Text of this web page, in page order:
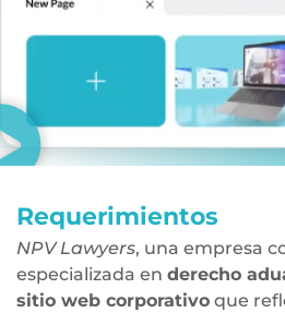
Requerimientos
NPV Lawyers, una empresa
especializada en derecho
sitio web corporativo que